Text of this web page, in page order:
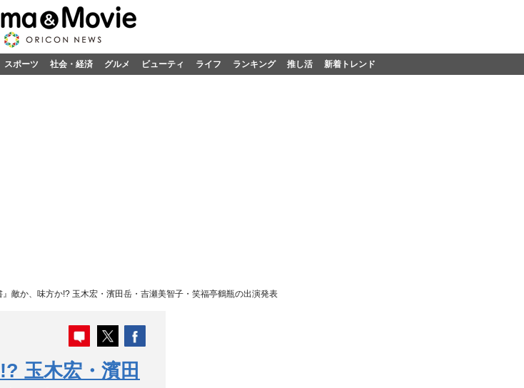
スポーツ 社会・経済 グルメ ビューティ ライフ ランキング 推し活 新着トレンド
敵か、味方か!? 玉木宏・濱田岳・吉瀬美智子・笑福亭鶴瓶の出演発表
玉木宏・濱田